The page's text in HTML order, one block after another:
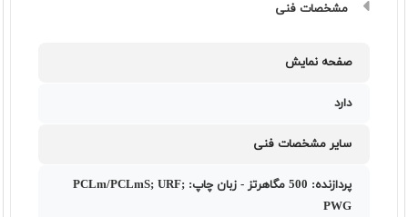
مشخصات فنی
صفحه نمایش
دارد
سایر مشخصات فنی
پردازنده: 500 مگاهرتز - زبان چاپ: PCLm/PCLmS; URF;
PWG